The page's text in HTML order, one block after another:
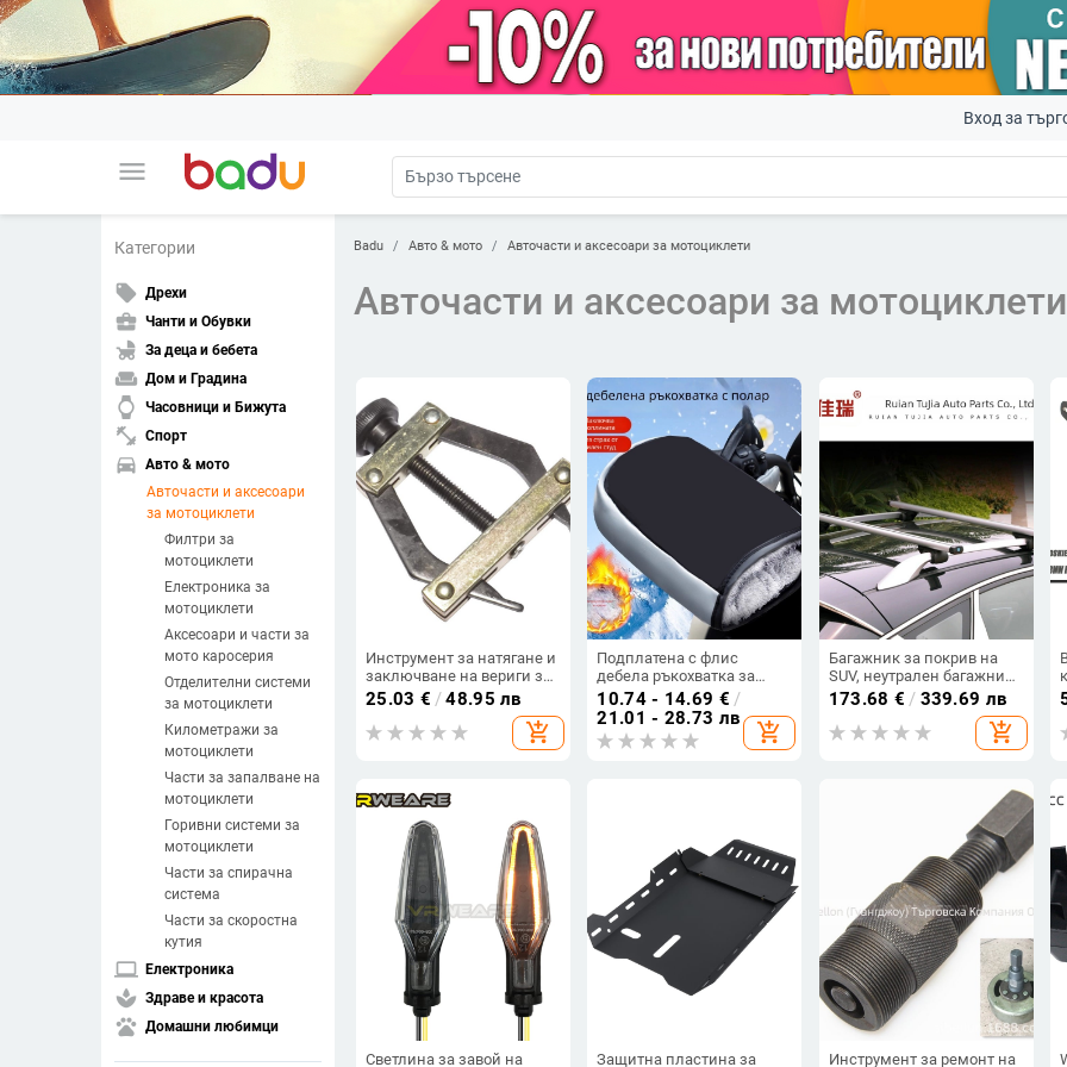
menu
Вход за
Категории
local_offer Дрехи
business_center Чанти и Обувки
child_friendly За деца и бебета
weekend Дом и Градина
watch Часовници и Бижута
fitness_center Спорт
directions_car Авто & мото
Авточасти и аксесоари
за мотоциклети
Филтри за
мотоциклети
Електроника за
мотоциклети
Аксесоари и части за
мото каросерия
Отделителни системи
за мотоциклети
Километражи за
мотоциклети
Части за запалване на
мотоциклети
Горивни системи за
мотоциклети
Части за спирачна
система
Части за скоростна
кутия
laptop Електроника
spa Здраве и красота
pets Домашни любимци
Badu Авто & мото Авточасти и аксесоари за мотоциклети
Авточасти и аксесоари за мотоциклети
Инструмент за натягане и
заключване на вериги за
мотоциклети и
велосипеди, OEM модел
25-60#.
25.03 € /48.95 лв
add_shopping_cart
Подплатена с флис
дебела ръкохватка за
електрически
велосипеди и мотори –
водоустойчива зимна
защита за ръцете
10.74 - 14.69 € /
21.01 - 28.73 лв
add_shopping_cart
Багажник за покрив на
SUV, неутрален багажник
за багаж, кутия за багаж,
напречна греда от
алуминиева сплав с
173.68 € / 339.69 лв
add_shopping_cart
Светлина за завой на
Защитна пластина за
Инструмент за ремонт на